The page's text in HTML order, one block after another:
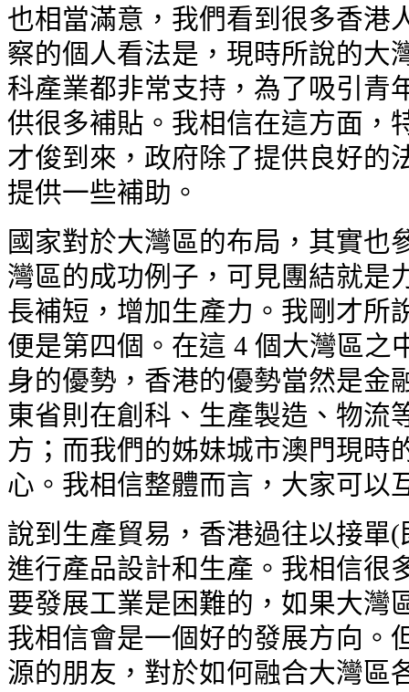
也相當滿意，我們看到很多香港
察的個人看法是，現時所說的大
科產業都非常支持，為了吸引青
供很多補貼。我相信在這方面，
才俊到來，政府除了提供良好的
提供一些補助。
國家對於大灣區的布局，其實也
灣區的成功例子，可見團結就是
長補短，增加生產力。我剛才所
便是第四個。在這 4 個大灣區之
身的優勢，香港的優勢當然是金
東省則在創科、生產製造、物流
方；而我們的姊妹城市澳門現時
心。我相信整體而言，大家可以
說到生產貿易，香港過往以接單
進行產品設計和生產。我相信很
要發展工業是困難的，如果大灣
我相信會是一個好的發展方向。
源的朋友，對於如何融合大灣區